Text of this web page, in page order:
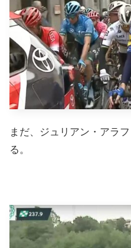
まだ、ジュリアン・アラ
る。